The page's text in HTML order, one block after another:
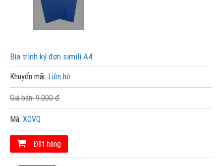
Bìa trình ký đơn simili A4
Khuyến mãi: Liên hệ
Giá bán:9.000 đ
Mã: XOVQ
Đặt hàng